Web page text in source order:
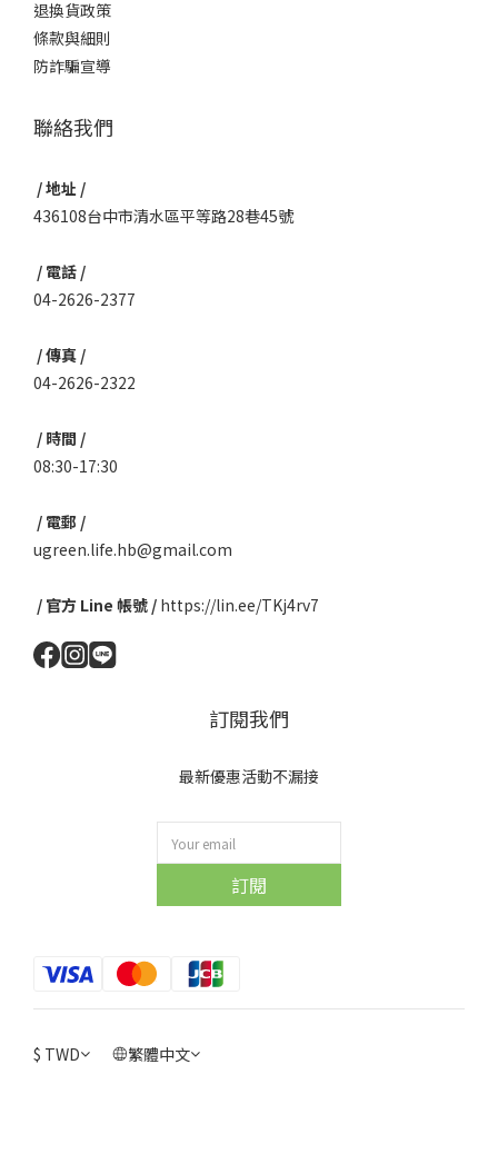
退換貨政策
條款與細則
防詐騙宣導
聯絡我們
/ 地址 /
436108台中市清水區平等路28巷45號
/ 電話 /
04-2626-2377
/ 傳真 /
04-2626-2322
/ 時間 /
08:30-17:30
/ 電郵 /
ugreen.life.hb@gmail.com
/ 官方 Line 帳號 / https://lin.ee/TKj4rv7
訂閱我們
最新優惠活動不漏接
訂閱
$ TWD 繁體中文